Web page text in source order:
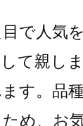
で人気
て親し
す。品
め、お